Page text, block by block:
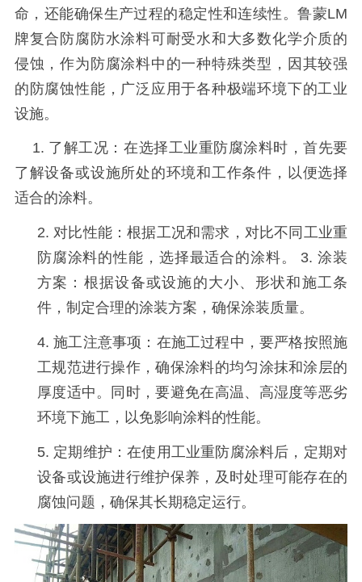
命，还能确保生产过程的稳定性和连续性。鲁蒙LM
牌复合防腐防水涂料可耐受水和大多数化学介质的
侵蚀，作为防腐涂料中的一种特殊类型，因其较强
的防腐蚀性能，广泛应用于各种极端环境下的工业
设施。
1. 了解工况：在选择工业重防腐涂料时，首先要
了解设备或设施所处的环境和工作条件，以便选择
适合的涂料。
2.对比性能：根据工况和需求，对比不同工业重
防腐涂料的性能，选择最适合的涂料。 3.涂装
方案：根据设备或设施的大小、形状和施工条
件，制定合理的涂装方案，确保涂装质量。
4.施工注意事项：在施工过程中，要严格按照施
工规范进行操作，确保涂料的均匀涂抹和涂层的
厚度适中。同时，要避免在高温、高湿度等恶劣
环境下施工，以免影响涂料的性能。
5. 定期维护：在使用工业重防腐涂料后，定期对
设备或设施进行维护保养，及时处理可能存在的
腐蚀问题，确保其长期稳定运行。